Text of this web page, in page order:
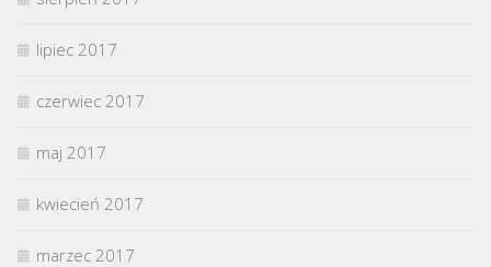
lipiec 2017
czerwiec 2017
maj 2017
kwiecień 2017
marzec 2017